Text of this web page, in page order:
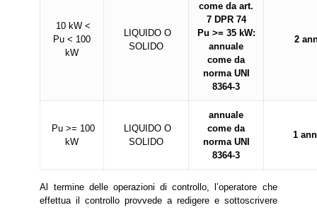
10 kW <
Pu < 100
kW
LIQUIDO O
SOLIDO
come da art.
7 DPR 74
Pu >= 35 kW:
annuale
come da
norma UNI
8364-3
2
Pu >= 100
kW
LIQUIDO O
SOLIDO
annuale
come da
norma UNI
8364-3
1
Al termine delle operazioni di controllo, l’operatore che
effettua il controllo provvede a redigere e sottoscrivere